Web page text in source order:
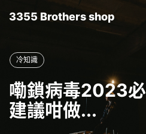
3355 Brothers shop
冷知識
嘞鎖病毒2023
建議咁做...